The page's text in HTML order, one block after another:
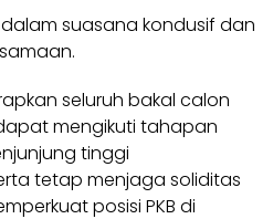
suasana kondusif dan
seluruh bakal calon
mengikuti tahapan
tinggi
tetap menjaga soliditas
posisi PKB di